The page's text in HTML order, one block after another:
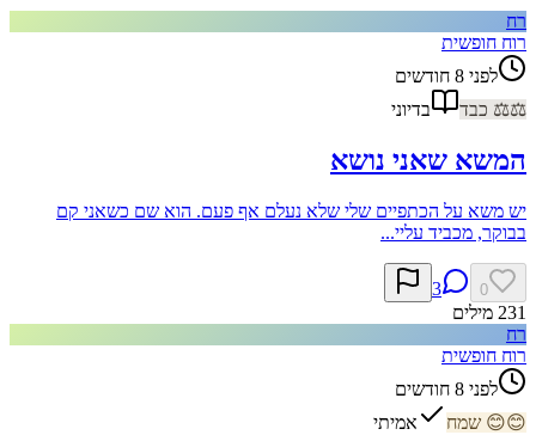
רח
רוח חופשית
לפני 8 חודשים
⚖️
⚖️ כבד בדיוני
המשא שאני נושא
יש משא על הכתפיים שלי שלא נעלם אף פעם. הוא שם כשאני קם
בבוקר, מכביד עליי...
0
3
231 מילים
רח
רוח חופשית
לפני 8 חודשים
😊
😊 שמח אמיתי